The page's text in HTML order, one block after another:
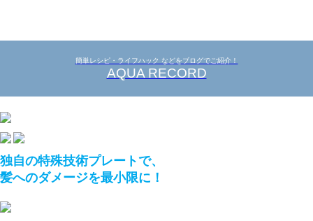
簡単レシピ・ライフハック などをブログでご紹介！
AQUA RECORD
独自の特殊技術プレートで、
髪へのダメージを最小限に！